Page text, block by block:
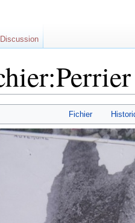
Fichier
Discussion